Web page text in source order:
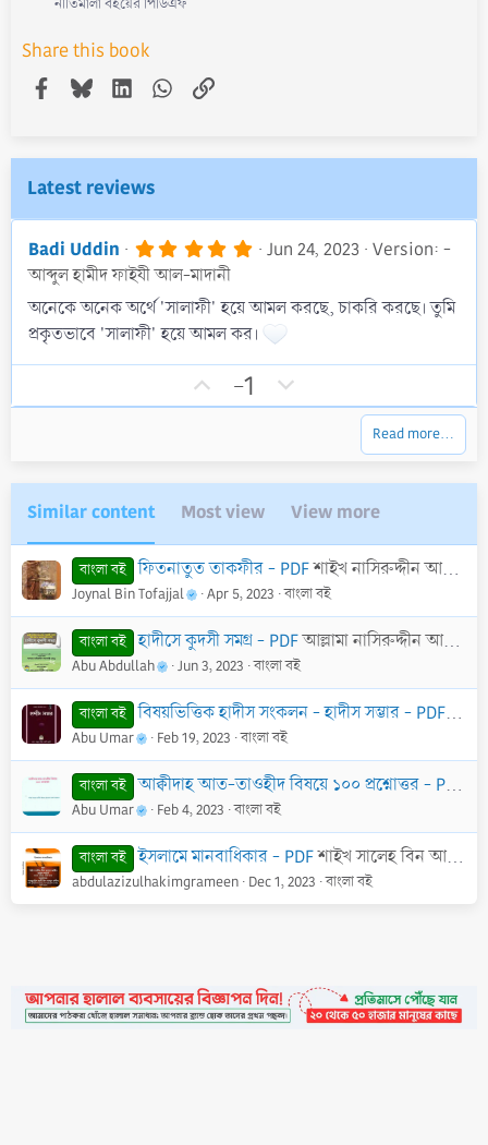
Share this book
Facebook
BlueskyLinkedInWhatsApp
Link
Latest reviews
Badi Uddin 5
0
s
t
r
s
Jun 24, 2023 Version: -
আব্দুল হামীদ ফাইযী আল-মাদানী
অনেকে অনেক অর্থে 'সালাফী' হয়ে আমল করছে, চাকরি করছে। তুমি
প্রকৃতভাবে 'সালাফী' হয়ে আমল কর।
U
p
t
e
-1
o
v
o
t
e
Read more…
Similar content Most view View more
বাংলা বই ফিতনাতুত তাকফীর - PDFশাইখ নাসিরুদ্দীন আলবানী রাহিমাহুল্লাহ
Joynal Bin Tofajjal Apr 5, 2023 বাংলা বই
বাংলা বই হাদীসে কুদসী সমগ্র - PDFআল্লামা নাসিরুদ্দীন আলবানী (রাহি.)
Abu Abdullah Jun 3, 2023 বাংলা বই
বাংলা বই বিষয়ভিত্তিক হাদীস সংকলন - হাদীস সম্ভার - PDF
Abu Umar Feb 19, 2023 বাংলা বই
বাংলা বই আক্বীদাহ আত-তাওহীদ বিষয়ে ১০০ প্রশ্নোত্তর - PDF
Abu Umar Feb 4, 2023 বাংলা বই
বাংলা বই ইসলামে মানবাধিকার - PDFশাইখ সালেহ বিন আব্দুল আজিজ আলুশ শাইখ
abdulazizulhakimgrameen Dec 1, 2023 বাংলা বই